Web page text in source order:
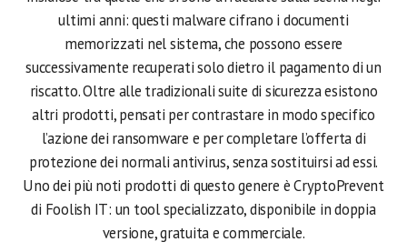
ultimi anni: questi malware cifrano i documenti
memorizzati nel sistema, che possono essere
successivamente recuperati solo dietro il pagamento di un
riscatto. Oltre alle tradizionali suite di sicurezza esistono
altri prodotti, pensati per contrastare in modo specifico
l’azione dei ransomware e per completare l’offerta di
protezione dei normali antivirus, senza sostituirsi ad essi.
Uno dei più noti prodotti di questo genere è CryptoPrevent
di Foolish IT: un tool specializzato, disponibile in doppia
versione, gratuita e commerciale.